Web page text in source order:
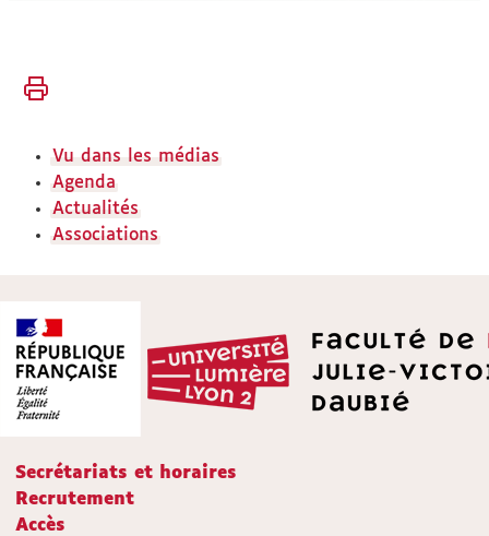
Vous
Accueil
Vie
de la
faculté
Vu dans les médias
Agenda
Actualités
Associations
Secrétariats et horaires
Recrutement
Accès